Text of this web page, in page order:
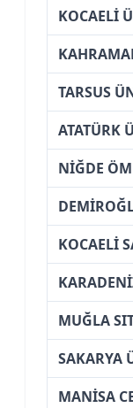
KOCAELİ
TARSUS
ATATÜRK
NİĞDE
KOCAELİ
MUĞLA
SAKARYA
MANİSA